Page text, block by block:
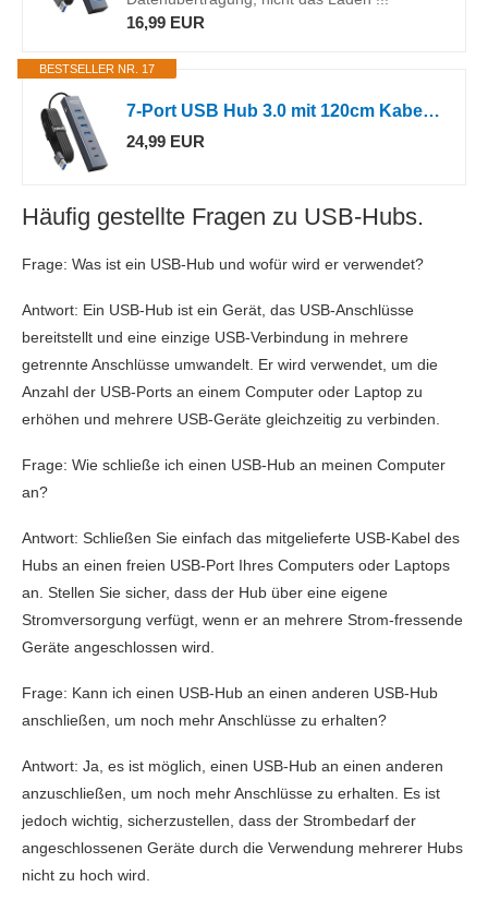
16,99 EUR
BESTSELLER NR. 17
7-Port USB Hub 3.0 mit 120cm Kabel für Desktop, Aluminium USB Verteiler 5Gbps Multiport Adapter mit 4 USB-A & 3 USB-C Port, 5V 3A Type-C Port für PC, Laptop, MacBook, U-Disk, Maus
24,99 EUR
Häufig gestellte Fragen zu USB-Hubs.
Frage: Was ist ein USB-Hub und wofür wird er verwendet?
Antwort: Ein USB-Hub ist ein Gerät, das USB-Anschlüsse
bereitstellt und eine einzige USB-Verbindung in mehrere
getrennte Anschlüsse umwandelt. Er wird verwendet, um die
Anzahl der USB-Ports an einem Computer oder Laptop zu
erhöhen und mehrere USB-Geräte gleichzeitig zu verbinden.
Frage: Wie schließe ich einen USB-Hub an meinen Computer
an?
Antwort: Schließen Sie einfach das mitgelieferte USB-Kabel des
Hubs an einen freien USB-Port Ihres Computers oder Laptops
an. Stellen Sie sicher, dass der Hub über eine eigene
Stromversorgung verfügt, wenn er an mehrere Strom-fressende
Geräte angeschlossen wird.
Frage: Kann ich einen USB-Hub an einen anderen USB-Hub
anschließen, um noch mehr Anschlüsse zu erhalten?
Antwort: Ja, es ist möglich, einen USB-Hub an einen anderen
anzuschließen, um noch mehr Anschlüsse zu erhalten. Es ist
jedoch wichtig, sicherzustellen, dass der Strombedarf der
angeschlossenen Geräte durch die Verwendung mehrerer Hubs
nicht zu hoch wird.